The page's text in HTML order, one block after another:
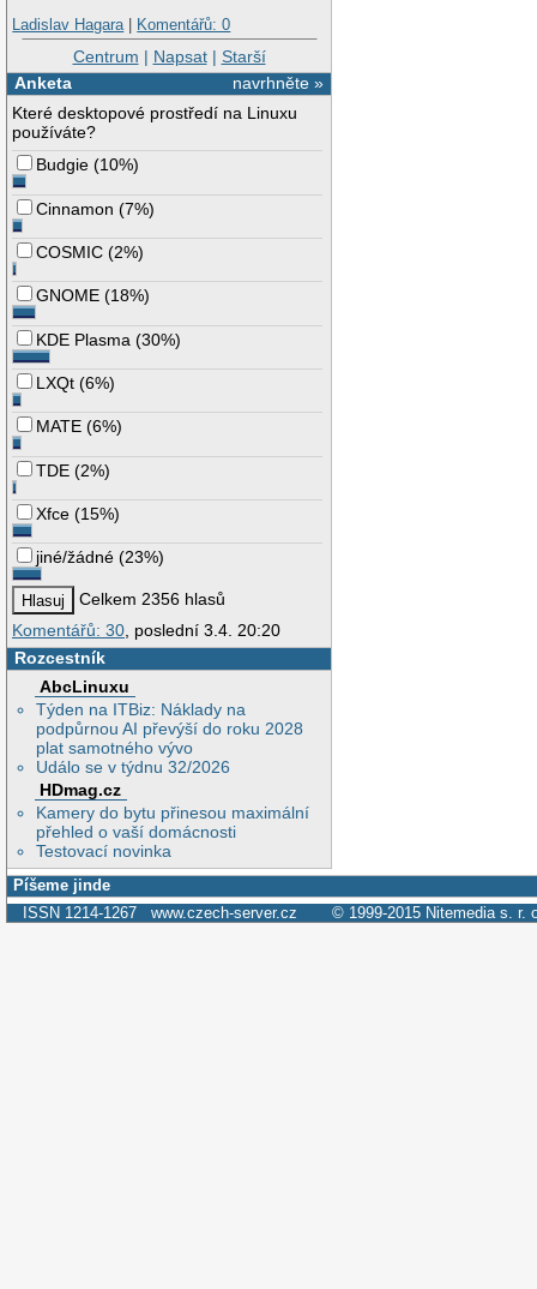
Ladislav Hagara| Komentářů: 0
Centrum | Napsat| Starší
navrhněte »
Anketa
Které desktopové prostředí na Linuxu
používáte?
Budgie (10%)
Cinnamon (7%)
COSMIC (2%)
GNOME (18%)
KDE Plasma (30%)
LXQt (6%)
MATE (6%)
TDE (2%)
Xfce (15%)
jiné/žádné (23%)
Celkem 2356 hlasů
Komentářů: 30 , poslední 3.4. 20:20
Rozcestník
AbcLinuxu
Týden na ITBiz: Náklady na
podpůrnou AI převýší do roku 2028
plat samotného vývo
Událo se v týdnu 32/2026
HDmag.cz
Kamery do bytu přinesou maximální
přehled o vaší domácnosti
Testovací novinka
Píšeme jinde
ISSN 1214-1267 www.czech-server.cz © 1999-2015 Nitemedia s. r.